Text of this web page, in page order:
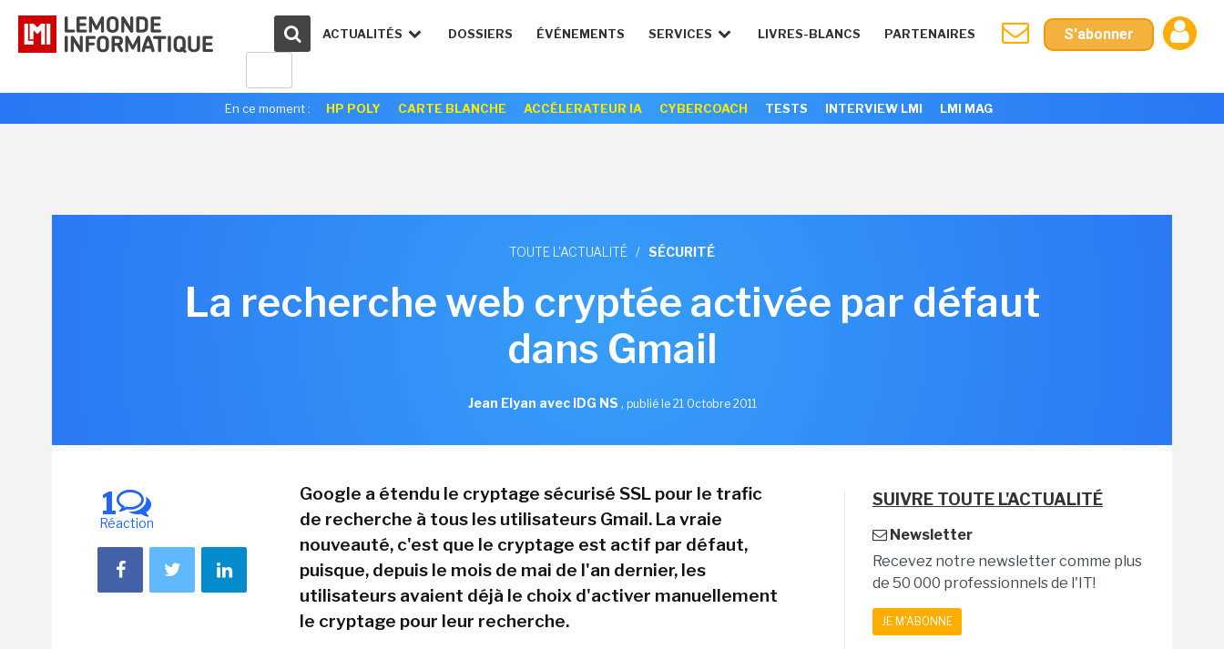
ACTUALITÉS DOSSIERS ÉVÉNEMENTS SERVICES LIVRES-BLANCS PARTENAIRES S'abonner
En ce moment : HP POLY CARTE BLANCHE ACCÉLERATEUR IA CYBERCOACH TESTS INTERVIEW LMI LMI MAG
TOUTE L'ACTUALITÉ / SÉCURITÉ
La recherche web cryptée activée par défaut
dans Gmail
Jean Elyan avec IDG NS , publié le 21 Octobre 2011
1
Réaction
Google a étendu le cryptage sécurisé SSL pour le trafic
de recherche à tous les utilisateurs Gmail. La vraie
nouveauté, c'est que le cryptage est actif par défaut,
puisque, depuis le mois de mai de l'an dernier, les
utilisateurs avaient déjà le choix d'activer manuellement
le cryptage pour leur recherche.
SUIVRE TOUTE L'ACTUALITÉ
Newsletter
Recevez notre newsletter comme plus
de 50 000 professionnels de l'IT!
JE M'ABONNE